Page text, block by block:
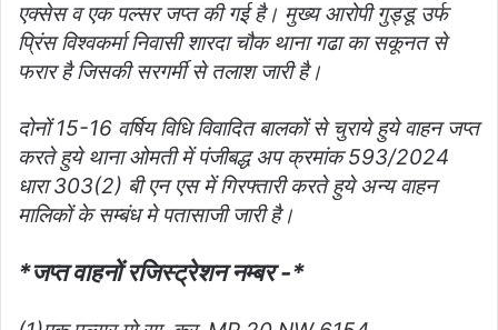
एक्सेस व एक पल्सर जप्त की गई है। मुख्य आरोपी गुड्डू उर्फ
प्रिंस विश्वकर्मा निवासी शारदा चौक थाना गढा का सकूनत से
फरार है जिसकी सरगर्मी से तलाश जारी है।
दोनों 15-16 वर्षिय विधि विवादित बालकों से चुराये हुये वाहन जप्त
करते हुये थाना ओमती में पंजीबद्ध अप क्रमांक 593/2024
धारा 303(2) बी एन एस में गिरफ्तारी करते हुये अन्य वाहन
मालिकों के सम्बंध मे पतासाजी जारी है।
*जप्त वाहनों रजिस्ट्रेशन नम्बर -*